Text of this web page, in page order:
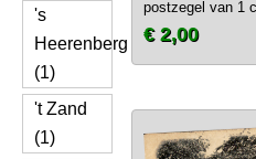
's
Heerenberg
(1)
't Zand
(1)
postzegel van 1
€ 2,00